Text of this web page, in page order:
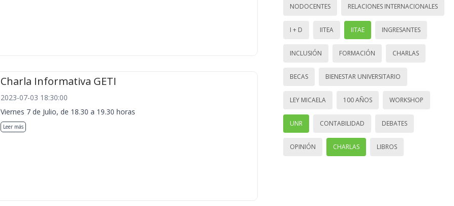
Charla Informativa GETI
2023-07-03 18:30:00
Viernes 7 de Julio, de 18.30 a 19.30 horas
Leer más
NODOCENTES RELACIONES INTERNACIONALES
I + D IITEA IITAE INGRESANTES
INCLUSIÓN FORMACIÓN CHARLAS
BECAS BIENESTAR UNIVERSITARIO
LEY MICAELA 100 AÑOS WORKSHOP
UNR CONTABILIDAD DEBATES
OPINIÓN CHARLAS LIBROS